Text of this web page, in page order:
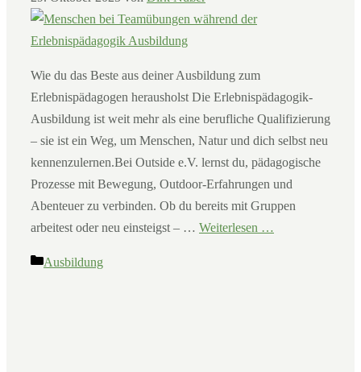
Wie du das Beste aus deiner Ausbildung zum
Erlebnispädagogen herausholst Die Erlebnispädagogik-
Ausbildung ist weit mehr als eine berufliche Qualifizierung
– sie ist ein Weg, um Menschen, Natur und dich selbst neu
kennenzulernen.Bei Outside e.V. lernst du, pädagogische
Prozesse mit Bewegung, Outdoor-Erfahrungen und
Abenteuer zu verbinden. Ob du bereits mit Gruppen
arbeitest oder neu einsteigst – … Weiterlesen …
Kategorien
Ausbildung